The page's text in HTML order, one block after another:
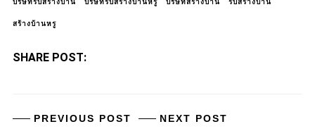
บริษัทรับสร้างบ้าน บริษัทรับสร้างบ้านหรู บริษัทสร้างบ้าน รับสร้างบ้าน
สร้างบ้านหรู
SHARE POST:
PREVIOUS POST NEXT POST